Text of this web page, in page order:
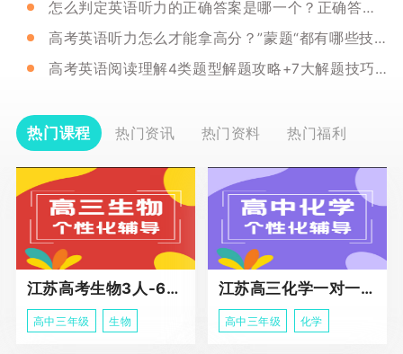
怎么判定英语听力的正确答案是哪一个？正确答案都有哪些特征？
高考英语听力怎么才能拿高分？”蒙题“都有哪些技巧呢？
高考英语阅读理解4类题型解题攻略+7大解题技巧，请收好！
热门课程 热门资讯 热门资料 热门福利
江苏高考生物3人-6人小班助力课程
高中三年级 生物
江苏高三化学一对一个性化冲刺辅导
高中三年级 化学